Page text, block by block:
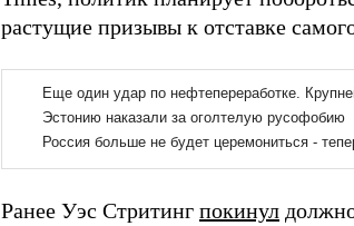
растущие призывы к отставке
Ранее Уэс Стритинг покинул